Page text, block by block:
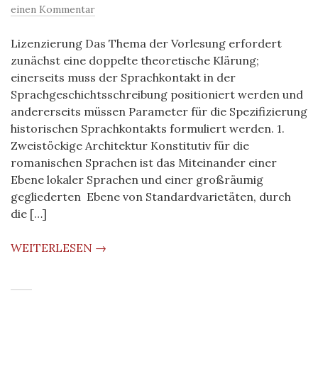
einen Kommentar
Lizenzierung Das Thema der Vorlesung erfordert
zunächst eine doppelte theoretische Klärung;
einerseits muss der Sprachkontakt in der
Sprachgeschichtsschreibung positioniert werden und
andererseits müssen Parameter für die Spezifizierung
historischen Sprachkontakts formuliert werden. 1.
Zweistöckige Architektur Konstitutiv für die
romanischen Sprachen ist das Miteinander einer
Ebene lokaler Sprachen und einer großräumig
gegliederten Ebene von Standardvarietäten, durch
die […]
WEITERLESEN →